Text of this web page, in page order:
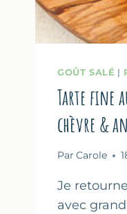
GOÛT SALÉ |
Tarte fine
chèvre &
Par Carole
Je
avec